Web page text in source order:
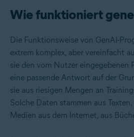
Wie funktioniert
Die Funktionsweise von GenAI-
extrem komplex, aber vereinfacht
sie den vom Nutzer eingegebenen
eine passende Antwort auf der
sie aus riesigen Mengen an
Solche Daten stammen aus
Medien aus dem Internet, aus